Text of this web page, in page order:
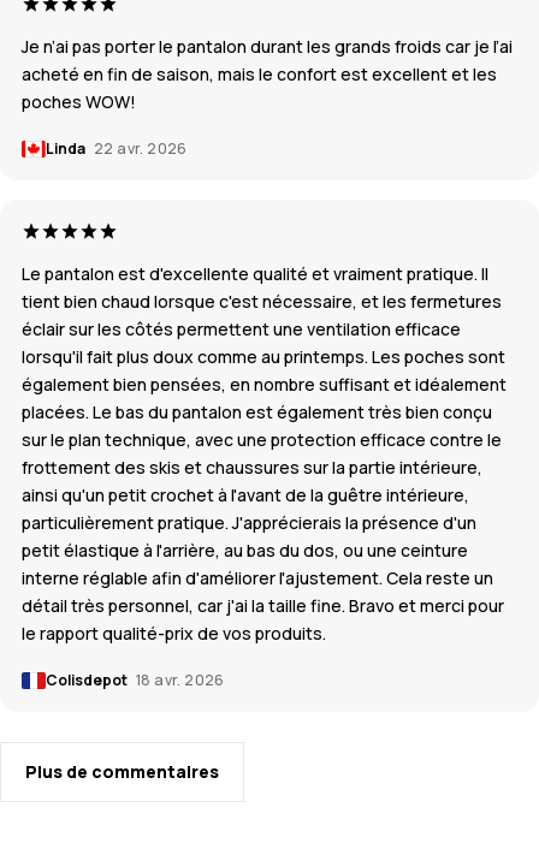
Je n’ai pas porter le pantalon durant les grands froids car je l’ai
acheté en fin de saison, mais le confort est excellent et les
poches WOW!
Linda 22 avr. 2026
Le pantalon est d'excellente qualité et vraiment pratique. Il
tient bien chaud lorsque c'est nécessaire, et les fermetures
éclair sur les côtés permettent une ventilation efficace
lorsqu'il fait plus doux comme au printemps. Les poches sont
également bien pensées, en nombre suffisant et idéalement
placées. Le bas du pantalon est également très bien conçu
sur le plan technique, avec une protection efficace contre le
frottement des skis et chaussures sur la partie intérieure,
ainsi qu'un petit crochet à l'avant de la guêtre intérieure,
particulièrement pratique. J'apprécierais la présence d'un
petit élastique à l'arrière, au bas du dos, ou une ceinture
interne réglable afin d'améliorer l'ajustement. Cela reste un
détail très personnel, car j'ai la taille fine. Bravo et merci pour
le rapport qualité-prix de vos produits.
Colisdepot 18 avr. 2026
Plus de commentaires